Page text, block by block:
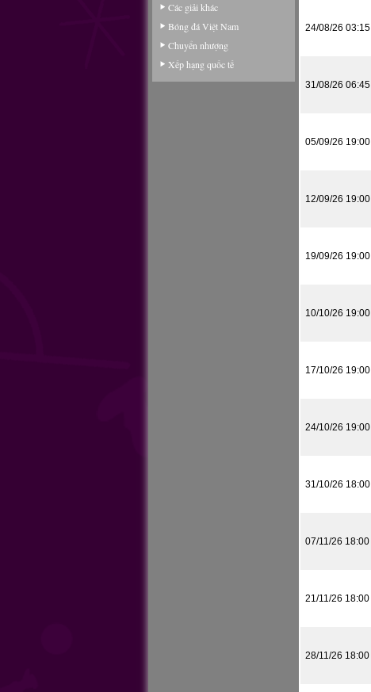
Các giải khác
Bóng đá Việt Nam
Chuyển nhượng
Xếp hạng quốc tế
24/08/26 03:15
31/08/26 06:45
05/09/26 19:00
12/09/26 19:00
19/09/26 19:00
10/10/26 19:00
17/10/26 19:00
24/10/26 19:00
31/10/26 18:00
07/11/26 18:00
21/11/26 18:00
28/11/26 18:00